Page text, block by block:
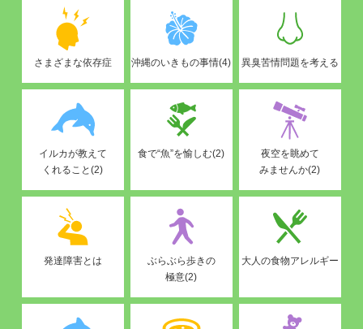
さまざまな依存症 沖縄のいきもの事情(4) 異臭苦情問題を考える
イルカが教えて
くれること(2)
食で“魚”を愉しむ(2)
夜空を眺めて
みませんか(2)
発達障害とは
ぶらぶら歩きの
極意(2)
大人の食物アレルギー